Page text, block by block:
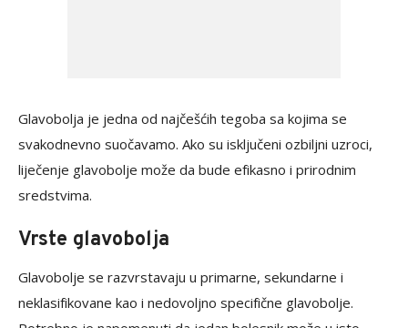
Glavobolja je jedna od najčešćih tegoba sa kojima se
svakodnevno suočavamo. Ako su isključeni ozbiljni uzroci,
liječenje glavobolje može da bude efikasno i prirodnim
sredstvima.
Vrste glavobolja
Glavobolje se razvrstavaju u primarne, sekundarne i
neklasifikovane kao i nedovoljno specifične glavobolje.